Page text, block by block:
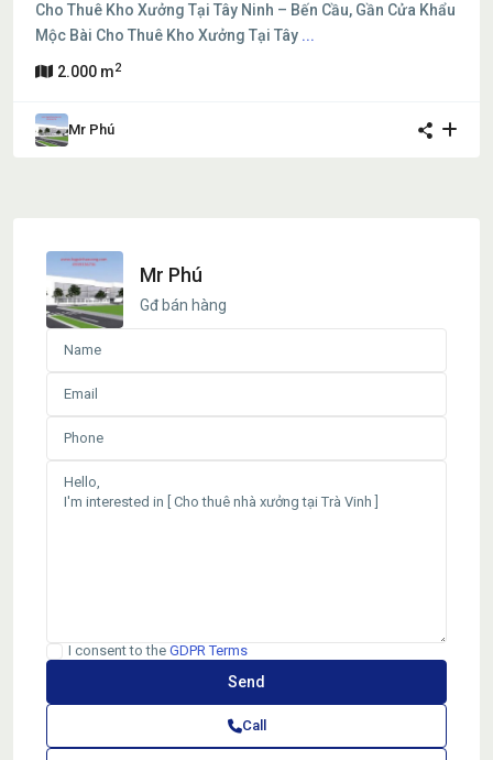
Cho Thuê Kho Xưởng Tại Tây Ninh – Bến Cầu, Gần Cửa Khẩu
Mộc Bài Cho Thuê Kho Xưởng Tại Tây ...
2.000 m2
Mr Phú
Mr Phú
Gđ bán hàng
I consent to the GDPR Terms
Call